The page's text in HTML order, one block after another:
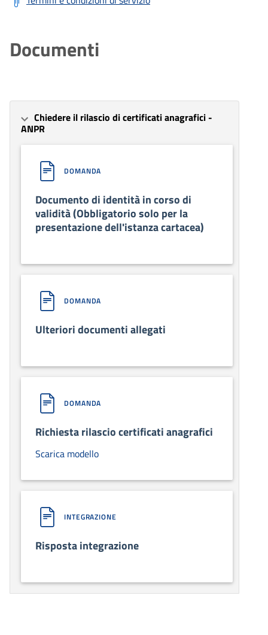
Documenti
Chiedere il rilascio di certificati anagrafici -
ANPR
DOMANDA
Documento di identità in corso di
validità (Obbligatorio solo per la
presentazione dell'istanza cartacea)
DOMANDA
Ulteriori documenti allegati
DOMANDA
Richiesta rilascio certificati anagrafici
Scarica modello
INTEGRAZIONE
Risposta integrazione